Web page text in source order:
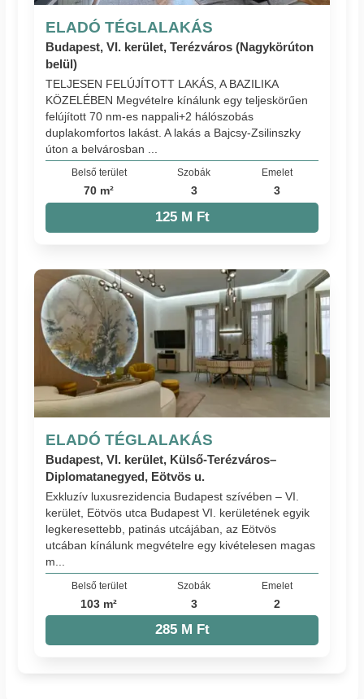
ELADÓ TÉGLALAKÁS
Budapest, VI. kerület, Terézváros (Nagykörúton
belül)
TELJESEN FELÚJÍTOTT LAKÁS, A BAZILIKA
KÖZELÉBEN Megvételre kínálunk egy teljeskörűen
felújított 70 nm-es nappali+2 hálószobás
duplakomfortos lakást. A lakás a Bajcsy-Zsilinszky
úton a belvárosban ...
Belső terület
70 m²
Szobák
3
Emelet
3
125 M Ft
ELADÓ TÉGLALAKÁS
Budapest, VI. kerület, Külső-Terézváros–
Diplomatanegyed, Eötvös u.
Exkluzív luxusrezidencia Budapest szívében – VI.
kerület, Eötvös utca Budapest VI. kerületének egyik
legkeresettebb, patinás utcájában, az Eötvös
utcában kínálunk megvételre egy kivételesen magas
m...
Belső terület
103 m²
Szobák
3
Emelet
2
285 M Ft